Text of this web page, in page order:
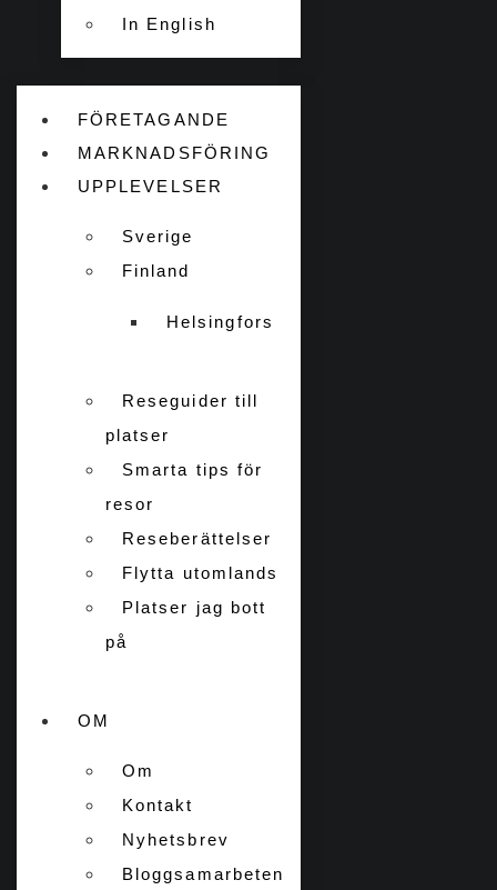
In English
FÖRETAGANDE
MARKNADSFÖRING
UPPLEVELSER
Sverige
Finland
Helsingfors
Reseguider till
platser
Smarta tips för
resor
Reseberättelser
Flytta utomlands
Platser jag bott
på
OM
Om
Kontakt
Nyhetsbrev
Bloggsamarbeten